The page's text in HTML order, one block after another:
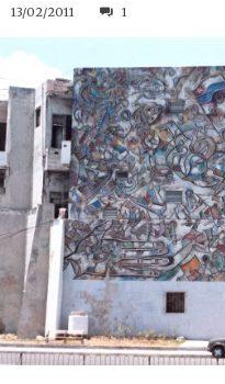
13/02/2011 1